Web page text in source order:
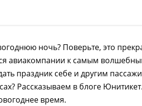
ночь? Поверьте, это
авиакомпании к самым
праздник себе и другим
Рассказываем в блоге
время.